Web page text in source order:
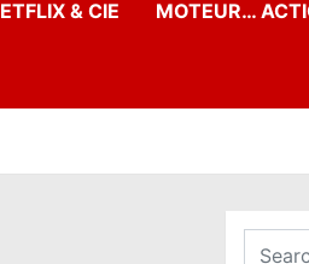
& CIE MOTEUR…